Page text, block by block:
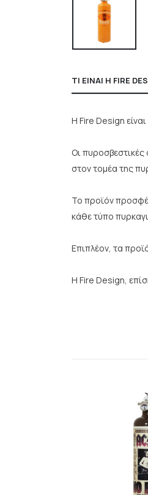
ΤΙ ΕΊΝΑΙ Η FIRE
Η Fire Design
Οι πυροσβεστικές
στον τομέα της
Το προϊόν
κάθε τύπο
Επιπλέον, τα
Η Fire Design,